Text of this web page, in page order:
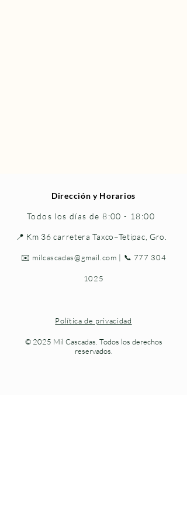
Dirección y Horarios
Todos los días de 8:00 - 18:00
📍 Km 36 carretera Taxco–Tetipac, Gro.
✉️ milcascadas@gmail.com | 📞 777 304
1025
Política de privacidad
© 2025 Mil Cascadas. Todos los derechos
reservados.